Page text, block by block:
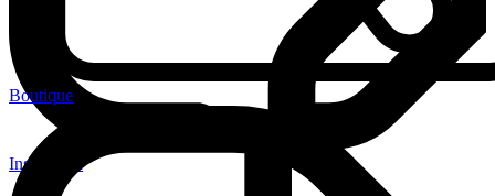
Boutique
Inscription